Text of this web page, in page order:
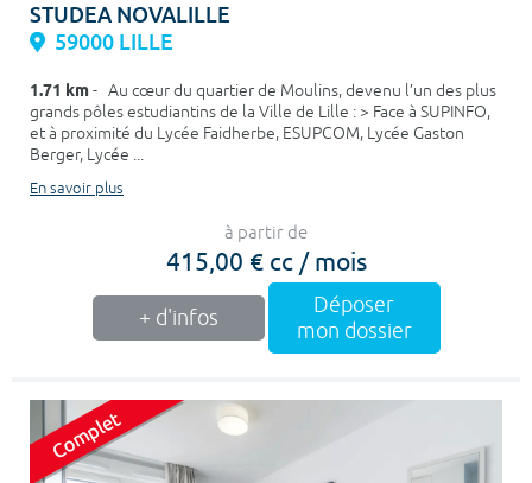
STUDEA NOVALILLE
59000 LILLE
1.71 km- Au cœur du quartier de Moulins, devenu l’un des plus
grands pôles estudiantins de la Ville de Lille : > Face à SUPINFO,
et à proximité du Lycée Faidherbe, ESUPCOM, Lycée Gaston
Berger, Lycée ...
En savoir plus
à partir de
415,00 € cc / mois
+ d'infos
Déposer
mon dossier